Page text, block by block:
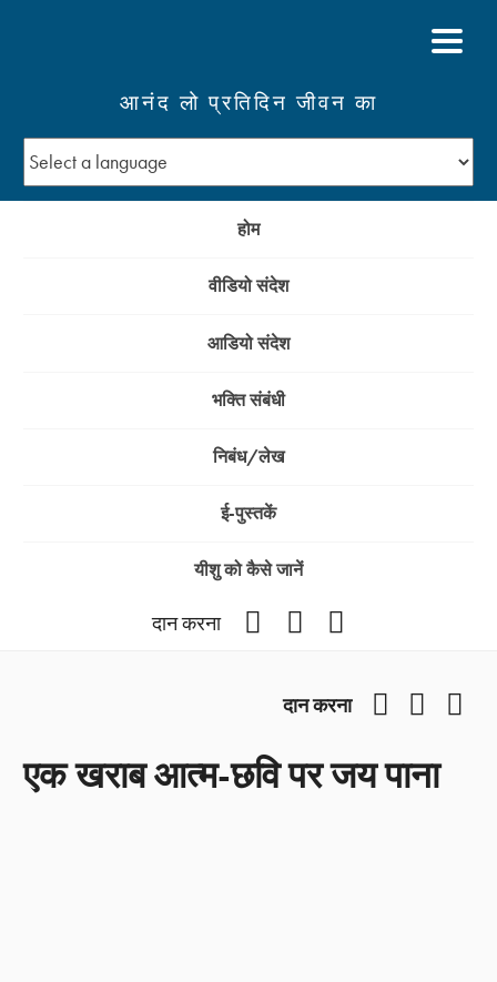
आनंद लो प्रतिदिन जीवन का
होम
वीडियो संदेश
आडियो संदेश
भक्ति संबंधी
निबंध/लेख
ई-पुस्तकें
यीशु को कैसे जानें
दान करना
दान करना
एक खराब आत्म-छवि पर जय पाना